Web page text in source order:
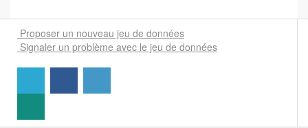
Proposer un nouveau jeu de données
Signaler un problème avec le jeu de données